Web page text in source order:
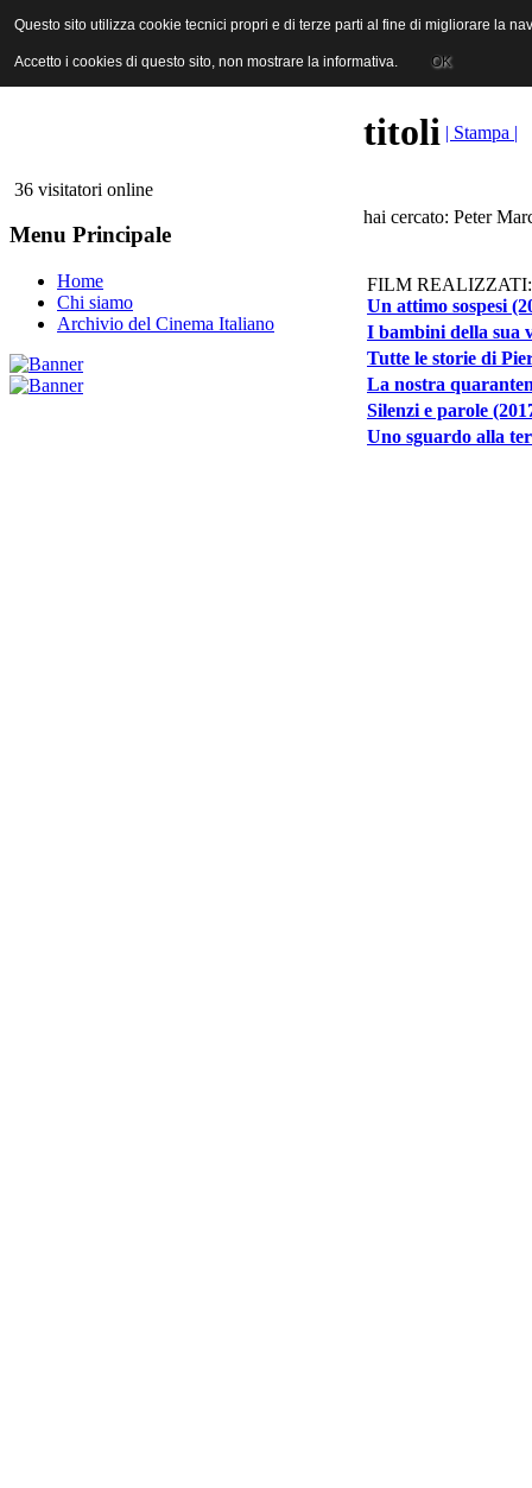
ANICA | Associazione Nazionale Industrie Cinematografiche
36 visitatori online
Menu Principale
Home
Chi siamo
Archivio del Cinema Italiano
titoli | Stampa |
hai cercato: Peter
FILM REALIZZATI:
Un attimo sospesi
I bambini della sua
Tutte le storie di
La nostra
Silenzi e parole
Uno sguardo alla
Questo sito utilizza cookie tecnici propri e di terze parti al fine di migliorare la
Accetto i cookies di questo sito, non mostrare la informativa. OK
Questo sito utilizza cookie tecnici propri e di terze parti al fine di migliorare la
Accetto i cookies di questo sito, non mostrare la informativa. OK